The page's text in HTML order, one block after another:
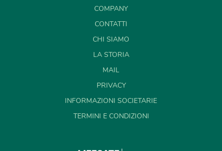
COMPANY
CONTATTI
CHI SIAMO
LA STORIA
MAIL
PRIVACY
INFORMAZIONI SOCIETARIE
TERMINI E CONDIZIONI